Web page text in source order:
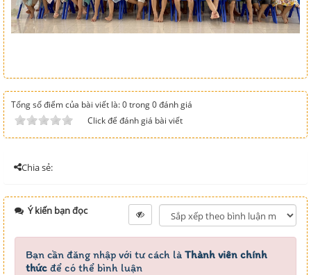
Tổng số điểm của bài viết là: 0 trong 0 đánh giá
Click để đánh giá bài viết
Chia sẻ:
Ý kiến bạn đọc
Bạn cần đăng nhập với tư cách là Thành viên chính
thức để có thể bình luận